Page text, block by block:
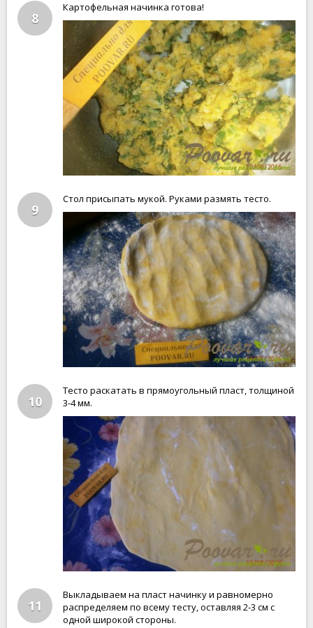
8
Картофельная начинка готова!
9
Стол присыпать мукой. Руками размять тесто.
10
Тесто раскатать в прямоугольный пласт, толщиной
3-4 мм.
11
Выкладываем на пласт начинку и равномерно
распределяем по всему тесту, оставляя 2-3 см с
одной широкой стороны.